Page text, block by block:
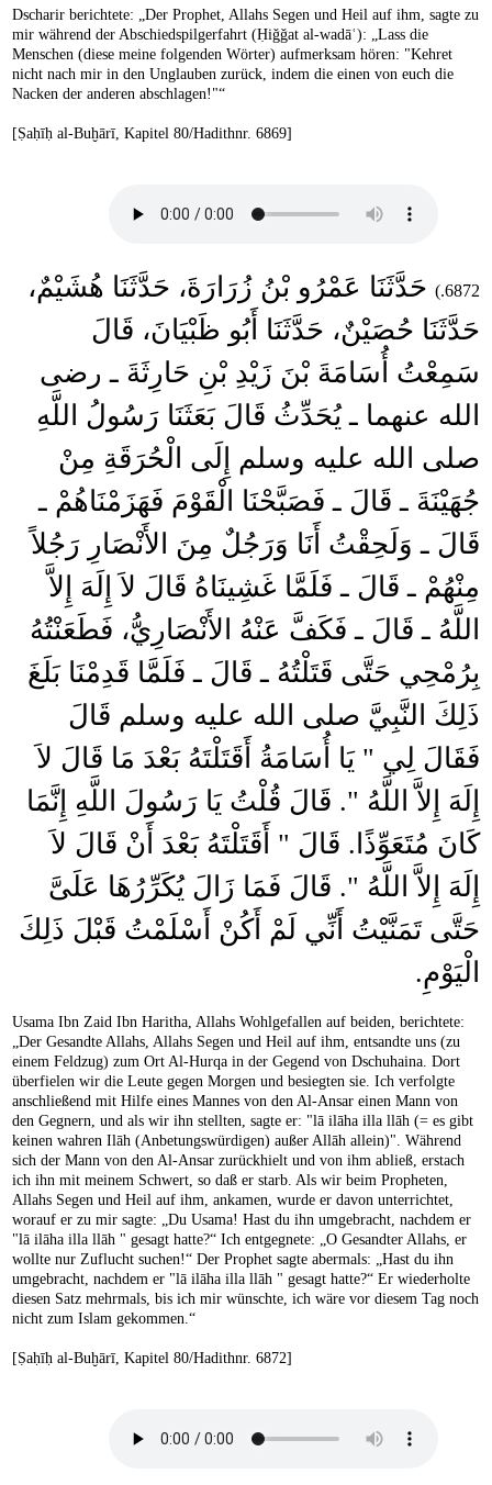
Dscharir berichtete: „Der Prophet, Allahs Segen und Heil auf ihm, sagte zu
mir während der Abschiedspilgerfahrt (Ḥiǧǧat al-wadāʿ): „Lass die
Menschen (diese meine folgenden Wörter) aufmerksam hören: "Kehret
nicht nach mir in den Unglauben zurück, indem die einen von euch die
Nacken der anderen abschlagen!"“
[Ṣaḥīḥ al-Buḫārī, Kapitel 80/Hadithnr. 6869]
6872.)
حَدَّثَنَا عَمْرُو بْنُ زُرَارَةَ، حَدَّثَنَا هُشَيْمٌ،
حَدَّثَنَا حُصَيْنٌ، حَدَّثَنَا أَبُو ظَبْيَانَ، قَالَ
سَمِعْتُ أُسَامَةَ بْنَ زَيْدِ بْنِ حَارِثَةَ ـ رضى
الله عنهما ـ يُحَدِّثُ قَالَ بَعَثَنَا رَسُولُ اللَّهِ
صلى الله عليه وسلم إِلَى الْحُرَقَةِ مِنْ
جُهَيْنَةَ ـ قَالَ ـ فَصَبَّحْنَا الْقَوْمَ فَهَزَمْنَاهُمْ ـ
قَالَ ـ وَلَحِقْتُ أَنَا وَرَجُلٌ مِنَ الأَنْصَارِ رَجُلاً
مِنْهُمْ ـ قَالَ ـ فَلَمَّا غَشِينَاهُ قَالَ لاَ إِلَهَ إِلاَّ
اللَّهُ ـ قَالَ ـ فَكَفَّ عَنْهُ الأَنْصَارِيُّ، فَطَعَنْتُهُ
بِرُمْحِي حَتَّى قَتَلْتُهُ ـ قَالَ ـ فَلَمَّا قَدِمْنَا بَلَغَ
ذَلِكَ النَّبِيَّ صلى الله عليه وسلم قَالَ
فَقَالَ لِي ‏"‏ يَا أُسَامَةُ أَقَتَلْتَهُ بَعْدَ مَا قَالَ لاَ
إِلَهَ إِلاَّ اللَّهُ ‏"‏‏.‏ قَالَ قُلْتُ يَا رَسُولَ اللَّهِ إِنَّمَا
كَانَ مُتَعَوِّذًا‏.‏ قَالَ ‏"‏ أَقَتَلْتَهُ بَعْدَ أَنْ قَالَ لاَ
إِلَهَ إِلاَّ اللَّهُ ‏"‏‏.‏ قَالَ فَمَا زَالَ يُكَرِّرُهَا عَلَىَّ
حَتَّى تَمَنَّيْتُ أَنِّي لَمْ أَكُنْ أَسْلَمْتُ قَبْلَ ذَلِكَ
الْيَوْمِ‏.‏
Usama Ibn Zaid Ibn Haritha, Allahs Wohlgefallen auf beiden, berichtete:
„Der Gesandte Allahs, Allahs Segen und Heil auf ihm, entsandte uns (zu
einem Feldzug) zum Ort Al-Hurqa in der Gegend von Dschuhaina. Dort
überfielen wir die Leute gegen Morgen und besiegten sie. Ich verfolgte
anschließend mit Hilfe eines Mannes von den Al-Ansar einen Mann von
den Gegnern, und als wir ihn stellten, sagte er: "lā ilāha illa llāh (= es gibt
keinen wahren Ilāh (Anbetungswürdigen) außer Allāh allein)". Während
sich der Mann von den Al-Ansar zurückhielt und von ihm abließ, erstach
ich ihn mit meinem Schwert, so daß er starb. Als wir beim Propheten,
Allahs Segen und Heil auf ihm, ankamen, wurde er davon unterrichtet,
worauf er zu mir sagte: „Du Usama! Hast du ihn umgebracht, nachdem er
"lā ilāha illa llāh " gesagt hatte?“ Ich entgegnete: „O Gesandter Allahs, er
wollte nur Zuflucht suchen!“ Der Prophet sagte abermals: „Hast du ihn
umgebracht, nachdem er "lā ilāha illa llāh " gesagt hatte?“ Er wiederholte
diesen Satz mehrmals, bis ich mir wünschte, ich wäre vor diesem Tag noch
nicht zum Islam gekommen.“
[Ṣaḥīḥ al-Buḫārī, Kapitel 80/Hadithnr. 6872]